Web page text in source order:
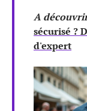
A
sécurisé ?
d'expert